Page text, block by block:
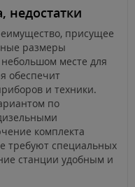
недостатки
присущее
размеры
месте для
обеспечит
и техники.
по
комплекта
требуют специальных
станции удобным и